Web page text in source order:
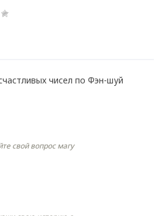
чисел по Фэн-шуй
свой вопрос магу